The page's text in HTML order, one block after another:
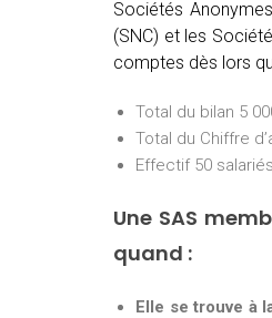
Sociétés
(SNC) et les
comptes dès lors
Total du bilan 5
Total du Chiffre
Effectif 50 salariés
Une SAS
quand :
Elle se trouve à